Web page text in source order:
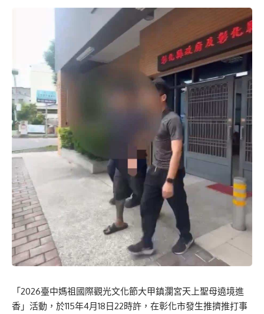
「2026臺中媽祖國際觀光文化節大甲鎮瀾宮天上聖母遶境進
香」活動，於115年4月18日22時許，在彰化市發生推擠推打事